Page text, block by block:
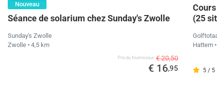
Nouveau
Séance de solarium chez Sunday's Zwolle
Sunday's Zwolle
Zwolle • 4,5 km
Prix ​​du fournisseur € 20,50
€ 16,95
(25
Hattem
5 / 5